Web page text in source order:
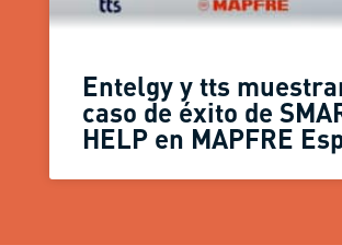
Entelgy y tts
caso de éxito de
HELP en MAPFRE